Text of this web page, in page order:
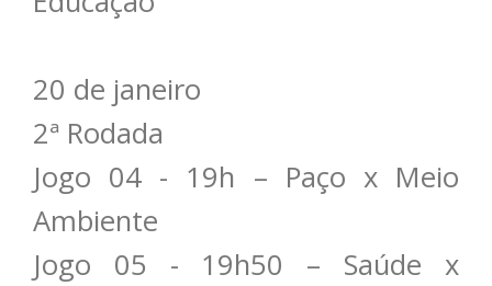
20 de janeiro
2ª Rodada
Jogo 04 - 19h – Paço x Meio
Ambiente
Jogo 05 - 19h50 – Saúde x